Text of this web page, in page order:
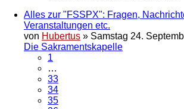
Alles zur "FSSPX": Fragen,
Veranstaltungen etc.
von Hubertus » Samstag 24.
Die Sakramentskapelle
1
…
33
34
35